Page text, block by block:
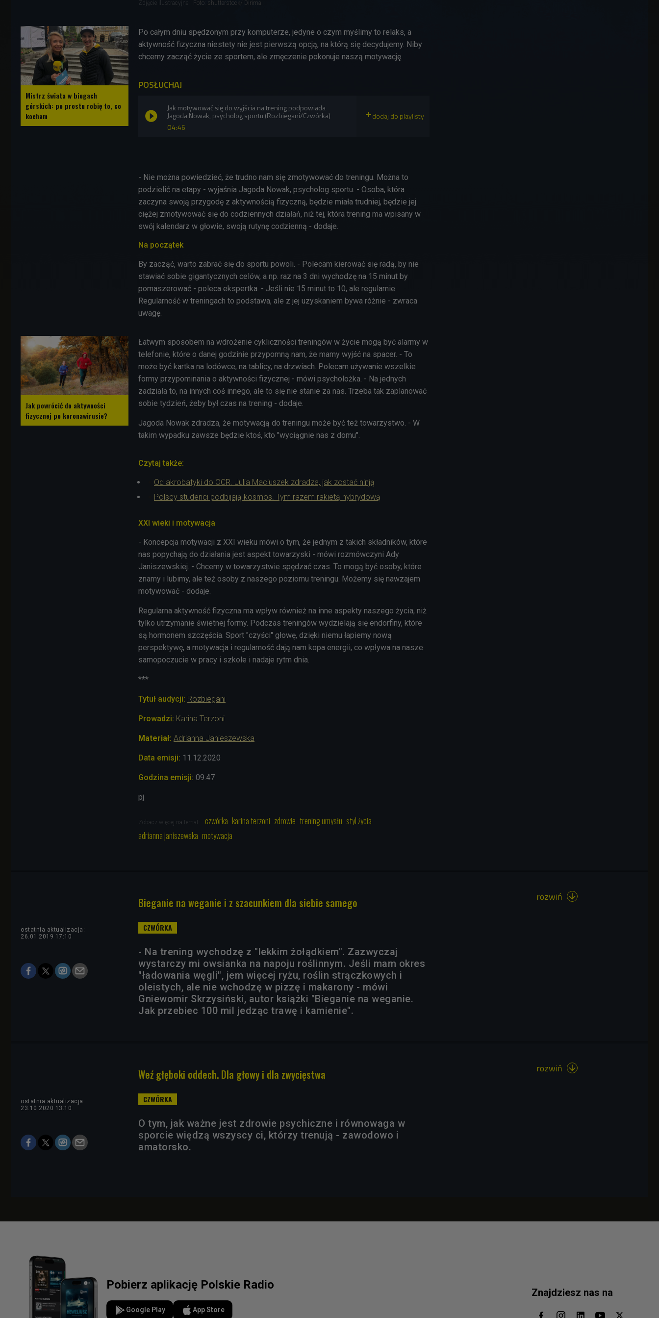
Zdjęcie ilustracyjne Foto: shutterstock/ Dirima
Mistrz świata w biegach
górskich: po prostu robię to, co
kocham
Po całym dniu spędzonym przy komputerze, jedyne o czym myślimy to relaks, a
aktywność fizyczna niestety nie jest pierwszą opcją, na którą się decydujemy. Niby
chcemy zacząć życie ze sportem, ale zmęczenie pokonuje naszą motywację.
POSŁUCHAJ
04:46
Jak motywować się do wyjścia na trening podpowiada
Jagoda Nowak, psycholog sportu (Rozbiegani/Czwórka)
- Nie można powiedzieć, że trudno nam się zmotywować do treningu. Można to
podzielić na etapy - wyjaśnia Jagoda Nowak, psycholog sportu. - Osoba, która
zaczyna swoją przygodę z aktywnością fizyczną, będzie miała trudniej, będzie jej
ciężej zmotywować się do codziennych działań, niż tej, która trening ma wpisany w
swój kalendarz w głowie, swoją rutynę codzienną - dodaje.
Na początek
By zacząć, warto zabrać się do sportu powoli. - Polecam kierować się radą, by nie
stawiać sobie gigantycznych celów, a np. raz na 3 dni wychodzę na 15 minut by
pomaszerować - poleca ekspertka. - Jeśli nie 15 minut to 10, ale regularnie.
Regularność w treningach to podstawa, ale z jej uzyskaniem bywa różnie - zwraca
uwagę.
Jak powrócić do aktywności
fizycznej po koronawirusie?
Łatwym sposobem na wdrożenie cykliczności treningów w życie mogą być alarmy w
telefonie, które o danej godzinie przypomną nam, że mamy wyjść na spacer. - To
może być kartka na lodówce, na tablicy, na drzwiach. Polecam używanie wszelkie
formy przypominania o aktywności fizycznej - mówi psycholożka. - Na jednych
zadziała to, na innych coś innego, ale to się nie stanie za nas. Trzeba tak zaplanować
sobie tydzień, żeby był czas na trening - dodaje.
Jagoda Nowak zdradza, że motywacją do treningu może być też towarzystwo. - W
takim wypadku zawsze będzie ktoś, kto "wyciągnie nas z domu".
Czytaj także:
Od akrobatyki do OCR. Julia Maciuszek zdradza, jak zostać ninją
Polscy studenci podbijają kosmos. Tym razem rakietą hybrydową
XXI wieki i motywacja
- Koncepcja motywacji z XXI wieku mówi o tym, że jednym z takich składników, które
nas popychają do działania jest aspekt towarzyski - mówi rozmówczyni Ady
Janiszewskiej. - Chcemy w towarzystwie spędzać czas. To mogą być osoby, które
znamy i lubimy, ale też osoby z naszego poziomu treningu. Możemy się nawzajem
motywować - dodaje.
Regularna aktywność fizyczna ma wpływ również na inne aspekty naszego życia, niż
tylko utrzymanie świetnej formy. Podczas treningów wydzielają się endorfiny, które
są hormonem szczęścia. Sport "czyści" głowę, dzięki niemu łapiemy nową
perspektywę, a motywacja i regularność dają nam kopa energii, co wpływa na nasze
samopoczucie w pracy i szkole i nadaje rytm dnia.
***
Tytuł audycji: Rozbiegani
Prowadzi: Karina Terzoni
Materiał: Adrianna Janieszewska
Data emisji: 11.12.2020
Godzina emisji: 09.47
pj
Zobacz więcej na temat: czwórka karina terzoni zdrowie trening umysłu styl życia
adrianna janiszewska motywacja
Bieganie na weganie i z szacunkiem dla siebie samego
ostatnia aktualizacja:
26.01.2019 17:10
- Na trening wychodzę z "lekkim żołądkiem". Zazwyczaj
wystarczy mi owsianka na napoju roślinnym. Jeśli mam okres
"ładowania węgli", jem więcej ryżu, roślin strączkowych i
oleistych, ale nie wchodzę w pizzę i makarony - mówi
Gniewomir Skrzysiński, autor książki "Bieganie na weganie.
Jak przebiec 100 mil jedząc trawę i kamienie".
rozwiń 
Weź głęboki oddech. Dla głowy i dla zwycięstwa
ostatnia aktualizacja:
23.10.2020 13:10
O tym, jak ważne jest zdrowie psychiczne i równowaga w
sporcie więdzą wszyscy ci, którzy trenują - zawodowo i
amatorsko.
rozwiń 
Pobierz aplikację Polskie Radio
Google Play App Store
Znajdziesz nas na